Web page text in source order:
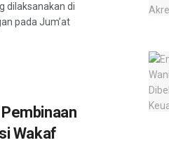
dilaksanakan di
pada Jum’at
Wakaf